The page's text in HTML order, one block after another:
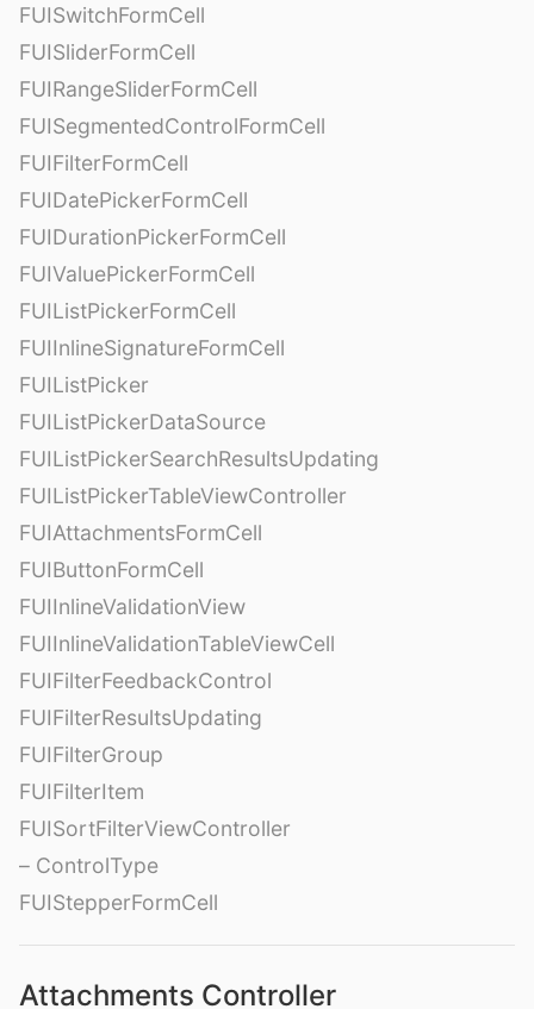
FUISwitchFormCell
FUISliderFormCell
FUIRangeSliderFormCell
FUISegmentedControlFormCell
FUIFilterFormCell
FUIDatePickerFormCell
FUIDurationPickerFormCell
FUIValuePickerFormCell
FUIListPickerFormCell
FUIInlineSignatureFormCell
FUIListPicker
FUIListPickerDataSource
FUIListPickerSearchResultsUpdating
FUIListPickerTableViewController
FUIAttachmentsFormCell
FUIButtonFormCell
FUIInlineValidationView
FUIInlineValidationTableViewCell
FUIFilterFeedbackControl
FUIFilterResultsUpdating
FUIFilterGroup
FUIFilterItem
FUISortFilterViewController
– ControlType
FUIStepperFormCell
Attachments Controller